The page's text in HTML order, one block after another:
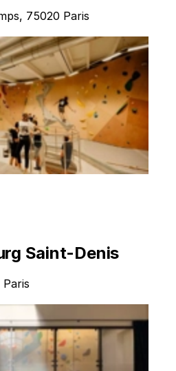
75020 Paris
Saint-Denis